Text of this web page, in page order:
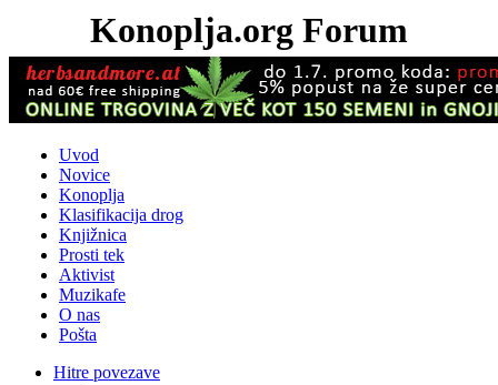
Konoplja.org Forum
Uvod
Novice
Konoplja
Klasifikacija drog
Knjižnica
Prosti tek
Aktivist
Muzikafe
O nas
Pošta
Hitre povezave